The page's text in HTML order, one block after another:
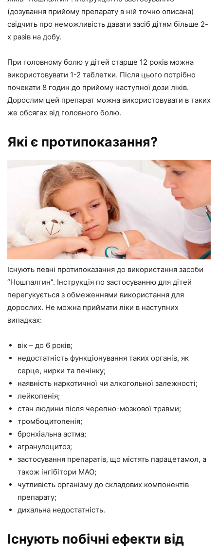
(дозування прийому препарату в ній точно описана)
свідчить про неможливість давати засіб дітям більше 2-
х разів на добу.
При головному болю у дітей старше 12 років можна
використовувати 1-2 таблетки. Після цього потрібно
почекати 8 годин до прийому наступної дози ліків.
Дорослим цей препарат можна використовувати в таких
же обсягах від головного болю.
Які є протипоказання?
Існують певні протипоказання до використання засоби
“Ношпалгин”. Інструкція по застосуванню для дітей
перегукується з обмеженнями використання для
дорослих. Не можна приймати ліки в наступних
випадках:
вік – до 6 років;
недостатність функціонування таких органів, як
серце, нирки та печінку;
наявність наркотичної чи алкогольної залежності;
лейкопенія;
стан людини після черепно-мозкової травми;
тромбоцитопенія;
бронхіальна астма;
агранулоцитоз;
застосування препаратів, що містять парацетамол, а
також інгібітори МАО;
чутливість організму до складових компонентів
препарату;
дихальна недостатність.
Існують побічні ефекти від